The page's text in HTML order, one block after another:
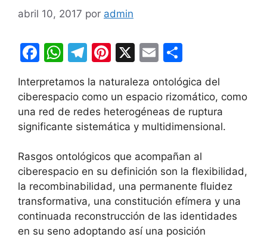
abril 10, 2017 por admin
F
c
e
b
o
k
W
at
s
A
p
p
T
e
gr
a
m
Pi
er
e
st
X
E
ai
l
m
p
ar
tir
Interpretamos la naturaleza ontológica del
ciberespacio como un espacio rizomático, como
una red de redes heterogéneas de ruptura
significante sistemática y multidimensional.
Rasgos ontológicos que acompañan al
ciberespacio en su definición son la flexibilidad,
la recombinabilidad, una permanente fluidez
transformativa, una constitución efímera y una
continuada reconstrucción de las identidades
en su seno adoptando así una posición